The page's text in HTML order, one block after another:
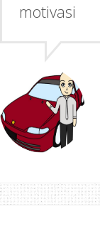
motivasi